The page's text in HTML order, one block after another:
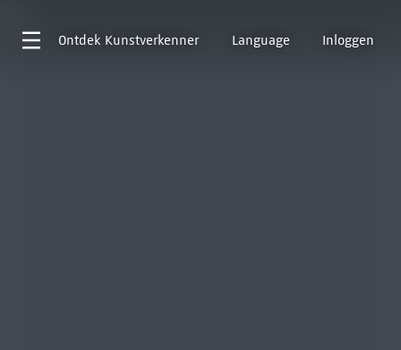
Ontdek Kunstverkenner Language Inloggen